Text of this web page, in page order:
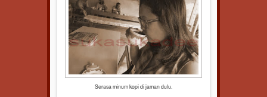
Serasa minum kopi di jaman dulu.